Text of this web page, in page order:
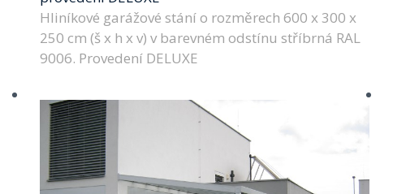
Hliníkové garážové stání o rozměrech 600 x 300 x
250 cm (š x h x v) v barevném odstínu stříbrná RAL
9006. Provedení DELUXE